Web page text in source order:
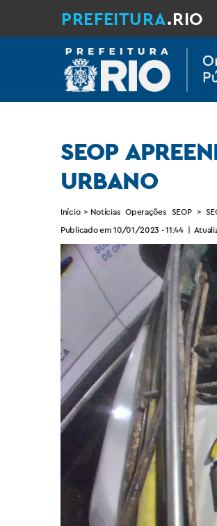
PREFEITURA.RIO
SEOP
URBANO
Início > Notícias Operações SEOP >
Publicado em 10/01/2023 - 11:44 |